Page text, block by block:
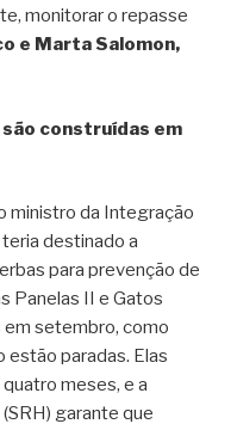
monitorar o repasse
e Marta Salomon,
construídas em
ministro da Integração
destinado a
para prevenção de
Panelas II e Gatos
setembro, como
estão paradas. Elas
meses, e a
garante que